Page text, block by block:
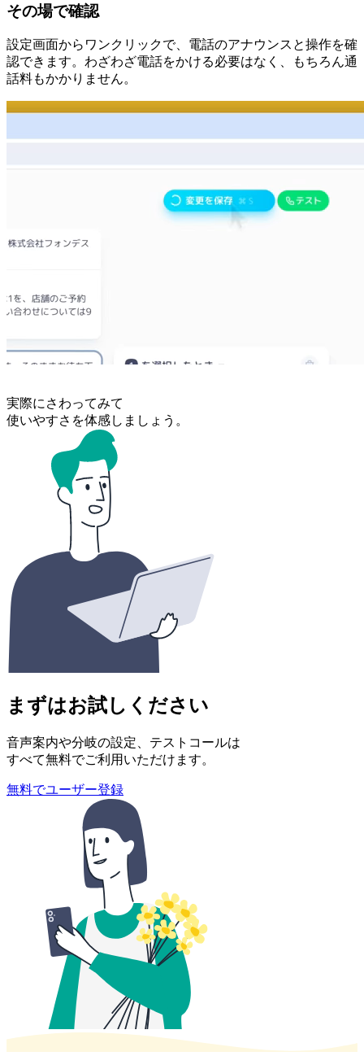
その場で確認
設定画面からワンクリックで、電話のアナウンスと操作を確
認できます。わざわざ電話をかける必要はなく、もちろん通
話料もかかりません。
実際にさわってみて
使いやすさを体感しましょう。
まずはお試しください
音声案内や分岐の設定、テストコールは
すべて無料でご利用いただけます。
無料でユーザー登録